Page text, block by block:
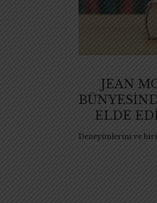
JEAN
ELDE
Deneyimlerini ve